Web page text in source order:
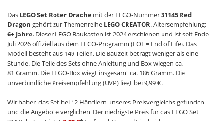
Das LEGO Set Roter Drache mit der LEGO-Nummer31145 Red
Dragon gehört zur Themenreihe LEGO CREATOR. Altersempfehlung:
6+ Jahre. Dieser LEGO Baukasten ist 2024 erschienen und ist seit Ende
Juli 2026 offiziell aus dem LEGO-Programm (EOL = End of Life). Das
Modell besteht aus 149 Teilen. Die Bauzeit beträgt weniger als eine
Stunde. Die Teile des Sets ohne Anleitung und Box wiegen ca.
81 Gramm. Die LEGO-Box wiegt insgesamt ca. 186 Gramm. Die
unverbindliche Preisempfehlung (UVP) liegt bei 9,99 €.
Wir haben das Set bei 12 Händlern unseres Preisvergleichs gefunden
und die Angebote verglichen. Der niedrigste Preis für das LEGO Set